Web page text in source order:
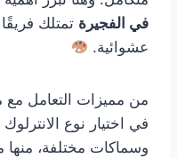
في الفجيرة تمتلك
عشوائية.
من مميزات التعامل مع
في اختيار نوع
وسماكات مختلفة،